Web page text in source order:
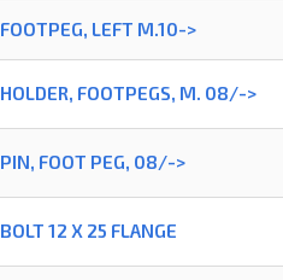
FOOTPEG, LEFT M.10->
HOLDER, FOOTPEGS, M. 08/->
PIN, FOOT PEG, 08/->
BOLT 12 X 25 FLANGE